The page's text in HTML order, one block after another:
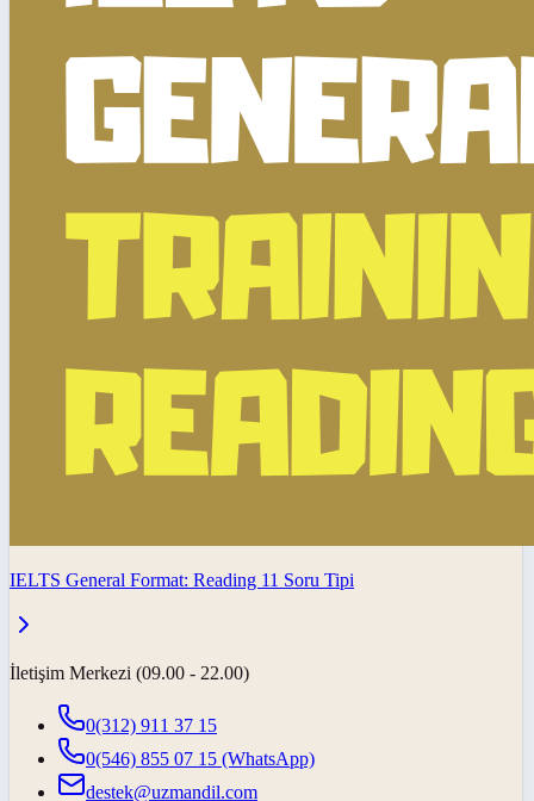
IELTS General Format: Reading 11 Soru Tipi
İletişim Merkezi (09.00 - 22.00)
0(312) 911 37 15
0(546) 855 07 15 (WhatsApp)
destek@uzmandil.com